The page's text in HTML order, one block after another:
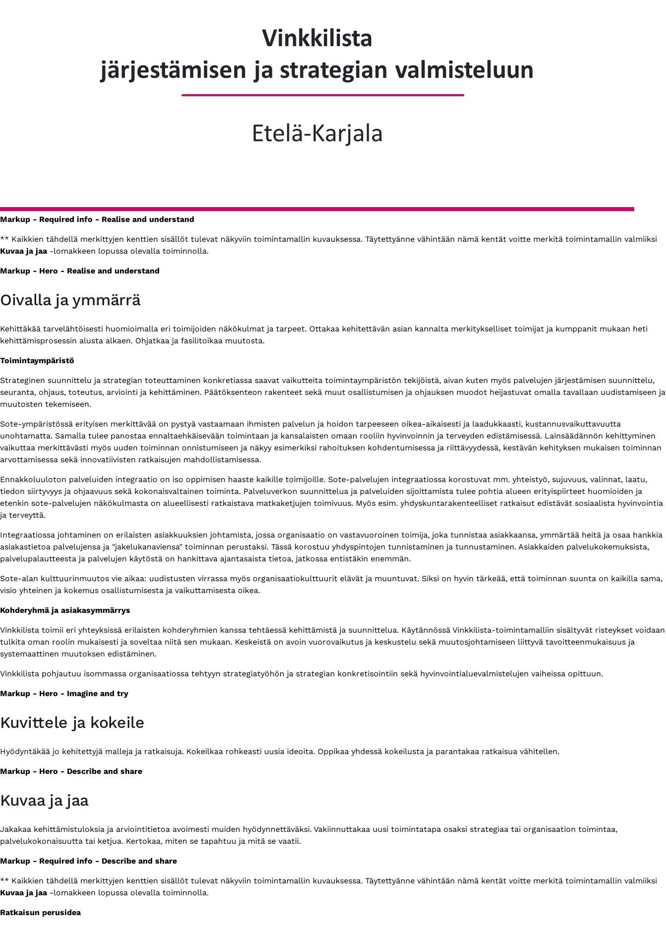
Markup - Required info - Realise and understand
** Kaikkien tähdellä merkittyjen kenttien sisällöt tulevat näkyviin toimintamallin kuvauksessa. Täytettyänne vähintään nämä kentät voitte merkitä toimintamallin valmiiksi
Kuvaa ja jaa -lomakkeen lopussa olevalla toiminnolla.
Markup - Hero - Realise and understand
Oivalla ja ymmärrä
Kehittäkää tarvelähtöisesti huomioimalla eri toimijoiden näkökulmat ja tarpeet. Ottakaa kehitettävän asian kannalta merkitykselliset toimijat ja kumppanit mukaan heti
kehittämisprosessin alusta alkaen. Ohjatkaa ja fasilitoikaa muutosta.
Toimintaympäristö
Strateginen suunnittelu ja strategian toteuttaminen konkretiassa saavat vaikutteita toimintaympäristön tekijöistä, aivan kuten myös palvelujen järjestämisen suunnittelu,
seuranta, ohjaus, toteutus, arviointi ja kehittäminen. Päätöksenteon rakenteet sekä muut osallistumisen ja ohjauksen muodot heijastuvat omalla tavallaan uudistamiseen ja
muutosten tekemiseen.
Sote-ympäristössä erityisen merkittävää on pystyä vastaamaan ihmisten palvelun ja hoidon tarpeeseen oikea-aikaisesti ja laadukkaasti, kustannusvaikuttavuutta
unohtamatta. Samalla tulee panostaa ennaltaehkäisevään toimintaan ja kansalaisten omaan rooliin hyvinvoinnin ja terveyden edistämisessä. Lainsäädännön kehittyminen
vaikuttaa merkittävästi myös uuden toiminnan onnistumiseen ja näkyy esimerkiksi rahoituksen kohdentumisessa ja riittävyydessä, kestävän kehityksen mukaisen toiminnan
arvottamisessa sekä innovatiivisten ratkaisujen mahdollistamisessa.
Ennakkoluuloton palveluiden integraatio on iso oppimisen haaste kaikille toimijoille. Sote-palvelujen integraatiossa korostuvat mm. yhteistyö, sujuvuus, valinnat, laatu,
tiedon siirtyvyys ja ohjaavuus sekä kokonaisvaltainen toiminta. Palveluverkon suunnittelua ja palveluiden sijoittamista tulee pohtia alueen erityispiirteet huomioiden ja
etenkin sote-palvelujen näkökulmasta on alueellisesti ratkaistava matkaketjujen toimivuus. Myös esim. yhdyskuntarakenteelliset ratkaisut edistävät sosiaalista hyvinvointia
ja terveyttä.
Integraatiossa johtaminen on erilaisten asiakkuuksien johtamista, jossa organisaatio on vastavuoroinen toimija, joka tunnistaa asiakkaansa, ymmärtää heitä ja osaa hankkia
asiakastietoa palvelujensa ja "jakelukanaviensa" toiminnan perustaksi. Tässä korostuu yhdyspintojen tunnistaminen ja tunnustaminen. Asiakkaiden palvelukokemuksista,
palvelupalautteesta ja palvelujen käytöstä on hankittava ajantasaista tietoa, jatkossa entistäkin enemmän.
Sote-alan kulttuurinmuutos vie aikaa: uudistusten virrassa myös organisaatiokulttuurit elävät ja muuntuvat. Siksi on hyvin tärkeää, että toiminnan suunta on kaikilla sama,
visio yhteinen ja kokemus osallistumisesta ja vaikuttamisesta oikea.
Kohderyhmä ja asiakasymmärrys
Vinkkilista toimii eri yhteyksissä erilaisten kohderyhmien kanssa tehtäessä kehittämistä ja suunnittelua. Käytännössä Vinkkilista-toimintamalliin sisältyvät risteykset voidaan
tulkita oman roolin mukaisesti ja soveltaa niitä sen mukaan. Keskeistä on avoin vuorovaikutus ja keskustelu sekä muutosjohtamiseen liittyvä tavoitteenmukaisuus ja
systemaattinen muutoksen edistäminen.
Vinkkilista pohjautuu isommassa organisaatiossa tehtyyn strategiatyöhön ja strategian konkretisointiin sekä hyvinvointialuevalmistelujen vaiheissa opittuun.
Markup - Hero - Imagine and try
Kuvittele ja kokeile
Hyödyntäkää jo kehitettyjä malleja ja ratkaisuja. Kokeilkaa rohkeasti uusia ideoita. Oppikaa yhdessä kokeilusta ja parantakaa ratkaisua vähitellen.
Markup - Hero - Describe and share
Kuvaa ja jaa
Jakakaa kehittämistuloksia ja arviointitietoa avoimesti muiden hyödynnettäväksi. Vakiinnuttakaa uusi toimintatapa osaksi strategiaa tai organisaation toimintaa,
palvelukokonaisuutta tai ketjua. Kertokaa, miten se tapahtuu ja mitä se vaatii.
Markup - Required info - Describe and share
** Kaikkien tähdellä merkittyjen kenttien sisällöt tulevat näkyviin toimintamallin kuvauksessa. Täytettyänne vähintään nämä kentät voitte merkitä toimintamallin valmiiksi
Kuvaa ja jaa -lomakkeen lopussa olevalla toiminnolla.
Ratkaisun perusidea